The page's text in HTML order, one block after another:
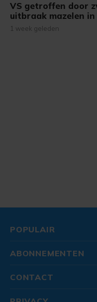
VS getroffen door
uitbraak mazelen in
1 week geleden
POPULAIR
ABONNEMENTEN
CONTACT